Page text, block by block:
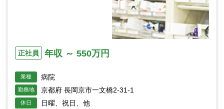
正社員 年収 ～ 550万円
業種 病院
勤務地 京都府 長岡京市一文橋2-31-1
休日 日曜、祝日、他